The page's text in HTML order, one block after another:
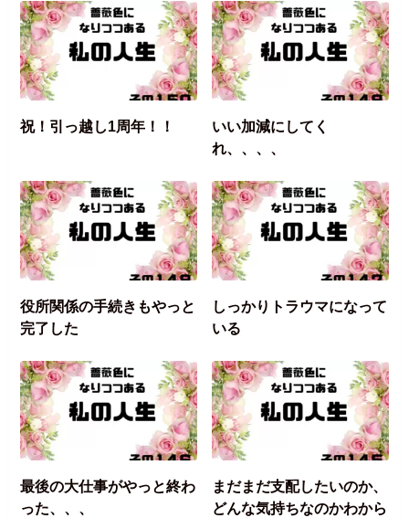
祝！引っ越し1周年！！
いい加減にしてく
れ、、、、
役所関係の手続きもやっと
完了した
しっかりトラウマになって
いる
最後の大仕事がやっと終わ
った、、、
まだまだ支配したいのか、
どんな気持ちなのかわから